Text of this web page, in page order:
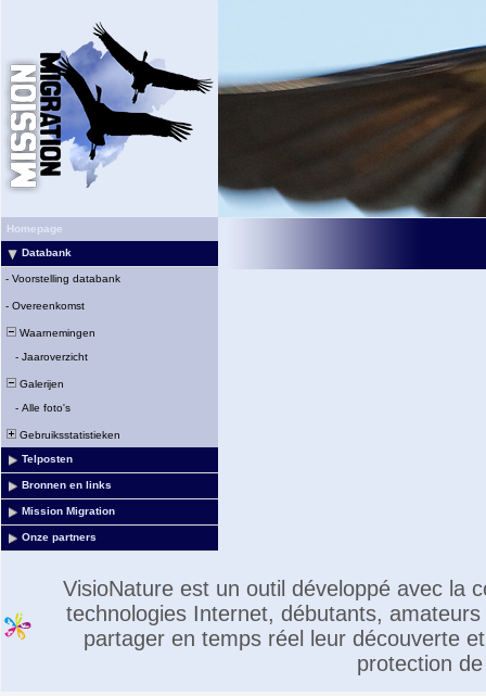
Homepage
Databank
- Voorstelling databank
- Overeenkomst
Waarnemingen
- Jaaroverzicht
Galerijen
- Alle foto's
Gebruiksstatistieken
Telposten
Bronnen en links
Mission Migration
Onze partners
VisioNature est un outil développé avec la
technologies Internet, débutants,
partager en temps réel leur découverte
protection